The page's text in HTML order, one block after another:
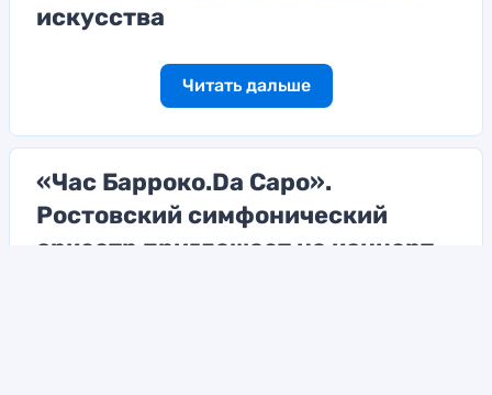
искусства
Читать дальше
«Час Барроко.Da Capo».
Ростовский симфонический
оркестр приглашает на концерт